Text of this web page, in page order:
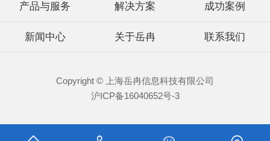
产品与服务 解决方案 成功案例
新闻中心 关于岳冉 联系我们
Copyright © 上海岳冉信息科技有限公司
沪ICP备16040652号-3